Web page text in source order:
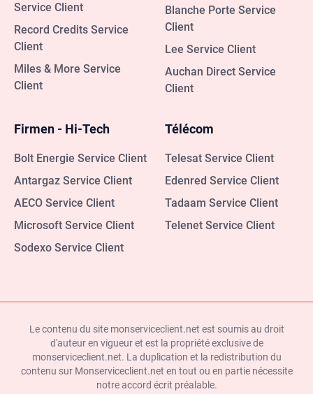
Service Client
Record Credits Service
Client
Miles & More Service
Client
Blanche Porte Service
Client
Lee Service Client
Auchan Direct Service
Client
Firmen - Hi-Tech
Bolt Energie Service Client
Antargaz Service Client
AECO Service Client
Microsoft Service Client
Sodexo Service Client
Télécom
Telesat Service Client
Edenred Service Client
Tadaam Service Client
Telenet Service Client
Le contenu du site monserviceclient.net est soumis au droit
d'auteur en vigueur et est la propriété exclusive de
monserviceclient.net. La duplication et la redistribution du
contenu sur Monserviceclient.net en tout ou en partie nécessite
notre accord écrit préalable.